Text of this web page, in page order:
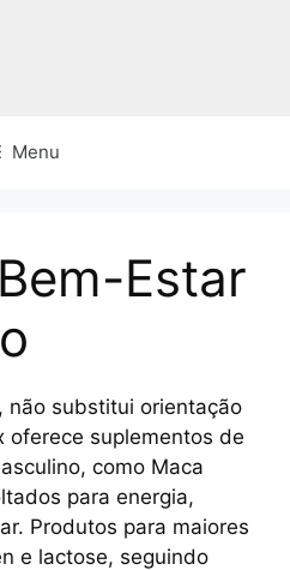
Menu
Estar
não substitui orientação
oferece suplementos de
como Maca
para energia,
Produtos para maiores
e lactose, seguindo